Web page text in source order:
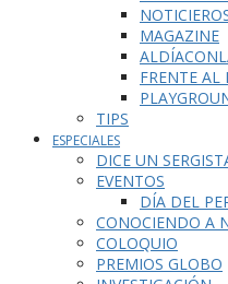
MAGAZINE
FRENTE AL
TIPS
ESPECIALES
DICE UN
EVENTOS
DÍA DEL
CONOCIENDO A
COLOQUIO
PREMIOS GLOBO